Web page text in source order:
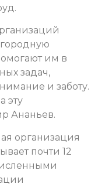
им в
задач,
и заботу.
эту
Ананьев.
организация
почти 12